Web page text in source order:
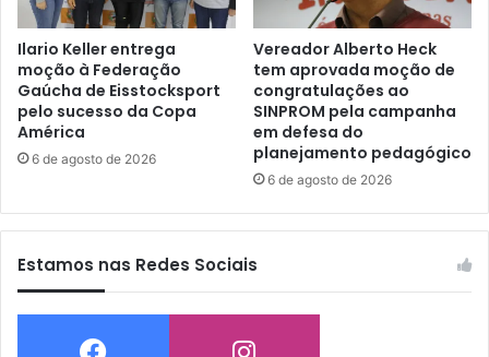
Ilario Keller entrega
moção à Federação
Gaúcha de Eisstocksport
pelo sucesso da Copa
América
6 de agosto de 2026
Vereador Alberto Heck
tem aprovada moção de
congratulações ao
SINPROM pela campanha
em defesa do
planejamento pedagógico
6 de agosto de 2026
Estamos nas Redes Sociais